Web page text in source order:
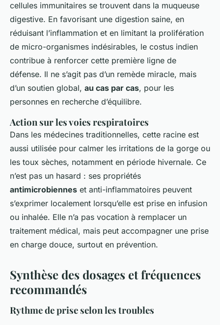
cellules immunitaires se trouvent dans la muqueuse
digestive. En favorisant une digestion saine, en
réduisant l’inflammation et en limitant la prolifération
de micro-organismes indésirables, le costus indien
contribue à renforcer cette première ligne de
défense. Il ne s’agit pas d’un remède miracle, mais
d’un soutien global, au cas par cas, pour les
personnes en recherche d’équilibre.
Action sur les voies respiratoires
Dans les médecines traditionnelles, cette racine est
aussi utilisée pour calmer les irritations de la gorge ou
les toux sèches, notamment en période hivernale. Ce
n’est pas un hasard : ses propriétés
antimicrobiennes et anti-inflammatoires peuvent
s’exprimer localement lorsqu’elle est prise en infusion
ou inhalée. Elle n’a pas vocation à remplacer un
traitement médical, mais peut accompagner une prise
en charge douce, surtout en prévention.
Synthèse des dosages et fréquences
recommandés
Rythme de prise selon les troubles